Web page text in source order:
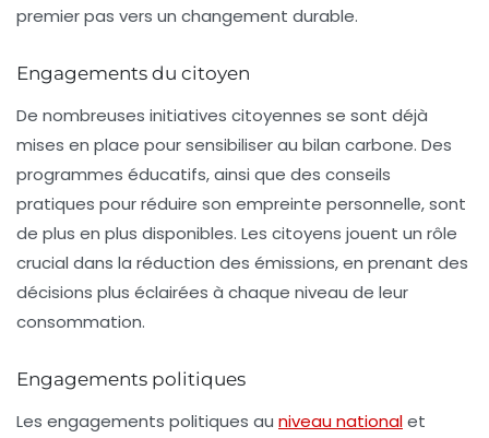
premier pas vers un changement durable.
Engagements du citoyen
De nombreuses initiatives citoyennes se sont déjà
mises en place pour sensibiliser au bilan carbone. Des
programmes éducatifs, ainsi que des conseils
pratiques pour réduire son empreinte personnelle, sont
de plus en plus disponibles. Les citoyens jouent un rôle
crucial dans la réduction des émissions, en prenant des
décisions plus éclairées à chaque niveau de leur
consommation.
Engagements politiques
Les engagements politiques au niveau nationalet